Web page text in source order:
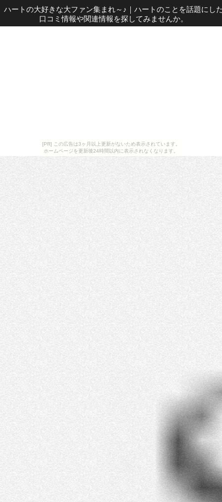
[PR] この広告は3ヶ月以上更新がないため表示されています。
ホームページを更新後24時間以内に表示されなくなります。
ハートの大好きな大ファン集まれ～♪ ｜ ハートのことを話題にし
口コミ情報や関連情報を探してみませんか。